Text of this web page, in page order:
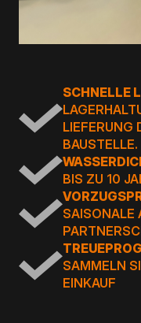
SCHNELLE
LIEFERUNG
BAUSTELLE.
BIS ZU 10
SAISONALE
SAMMELN
EINKAUF